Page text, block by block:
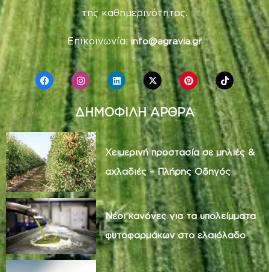
της καθημερινότητας.
Επικοινωνία: info@agravia.gr
ΔΗΜΟΦΙΛΗ ΑΡΘΡΑ
Χειμερινή προστασία σε μηλιές &
αχλαδιές – Πλήρης Οδηγός
Νέοι κανόνες για τα υπολείμματα
φυτοφαρμάκων στο ελαιόλαδο